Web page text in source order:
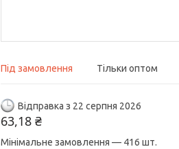
Під замовлення Тільки оптом
Відправка з 22 серпня 2026
63,18 ₴
Мінімальне замовлення — 416 шт.